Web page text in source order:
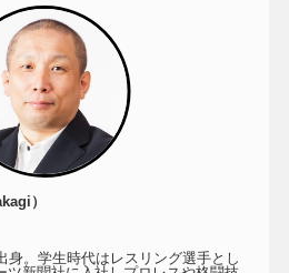
）
身。学生時代はレスリング選手とし